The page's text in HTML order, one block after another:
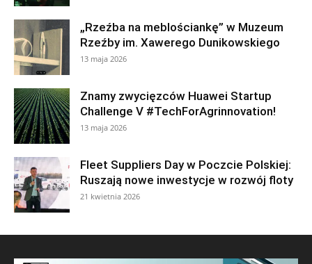
„Rzeźba na meblościankę” w Muzeum
Rzeźby im. Xawerego Dunikowskiego
13 maja 2026
Znamy zwycięzców Huawei Startup
Challenge V #TechForAgrinnovation!
13 maja 2026
Fleet Suppliers Day w Poczcie Polskiej:
Ruszają nowe inwestycje w rozwój floty
21 kwietnia 2026